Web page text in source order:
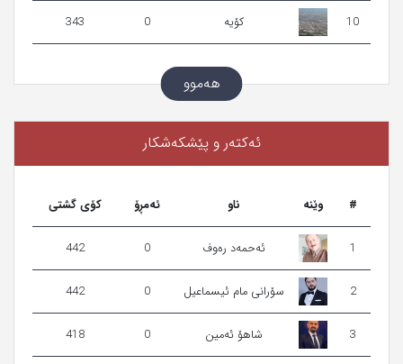
10 کۆیە 0
343
هەموو
ئه‌كته‌ر‌ و پێشكه‌شكار
# وێنه‌ ناو ئەمڕۆ کۆی گشتی
1 ئه‌حمه‌د ره‌وف 0
442
2 سۆرانی مام ئیسماعیل 0
442
3 شاهۆ ئه‌مین 0
418